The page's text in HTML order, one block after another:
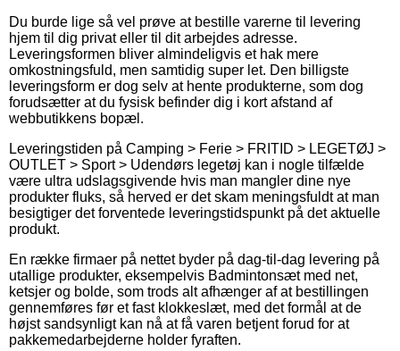
Du burde lige så vel prøve at bestille varerne til levering
hjem til dig privat eller til dit arbejdes adresse.
Leveringsformen bliver almindeligvis et hak mere
omkostningsfuld, men samtidig super let. Den billigste
leveringsform er dog selv at hente produkterne, som dog
forudsætter at du fysisk befinder dig i kort afstand af
webbutikkens bopæl.
Leveringstiden på Camping > Ferie > FRITID > LEGETØJ >
OUTLET > Sport > Udendørs legetøj kan i nogle tilfælde
være ultra udslagsgivende hvis man mangler dine nye
produkter fluks, så herved er det skam meningsfuldt at man
besigtiger det forventede leveringstidspunkt på det aktuelle
produkt.
En række firmaer på nettet byder på dag-til-dag levering på
utallige produkter, eksempelvis Badmintonsæt med net,
ketsjer og bolde, som trods alt afhænger af at bestillingen
gennemføres før et fast klokkeslæt, med det formål at de
højst sandsynligt kan nå at få varen betjent forud for at
pakkemedarbejderne holder fyraften.